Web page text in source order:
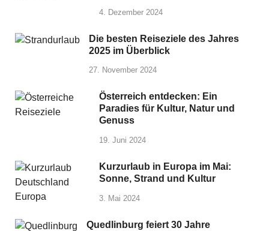
4. Dezember 2024
Die besten Reiseziele des Jahres
2025 im Überblick
27. November 2024
Österreich entdecken: Ein
Paradies für Kultur, Natur und
Genuss
19. Juni 2024
Kurzurlaub in Europa im Mai:
Sonne, Strand und Kultur
3. Mai 2024
Quedlinburg feiert 30 Jahre